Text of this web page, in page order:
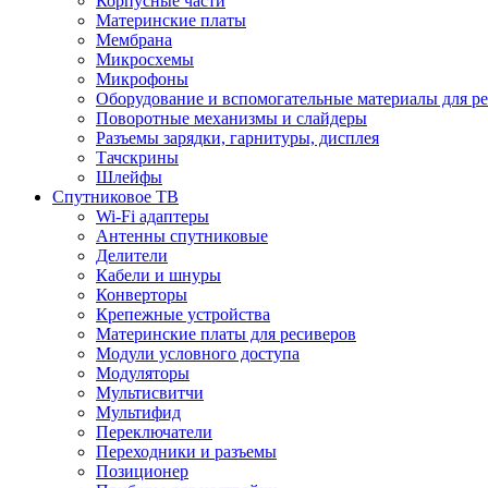
Материнские платы
Мембрана
Микросхемы
Микрофоны
Оборудование и вспомогательные материалы для
Поворотные механизмы и слайдеры
Разъемы зарядки, гарнитуры, дисплея
Тачскрины
Шлейфы
Спутниковое ТВ
Wi-Fi адаптеры
Антенны спутниковые
Делители
Кабели и шнуры
Конверторы
Крепежные устройства
Материнские платы для ресиверов
Модули условного доступа
Модуляторы
Мультисвитчи
Мультифид
Переключатели
Переходники и разъемы
Позиционер